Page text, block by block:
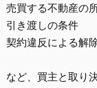
売買する不動産の
引き渡しの条件
契約違反による解
など、買主と取り